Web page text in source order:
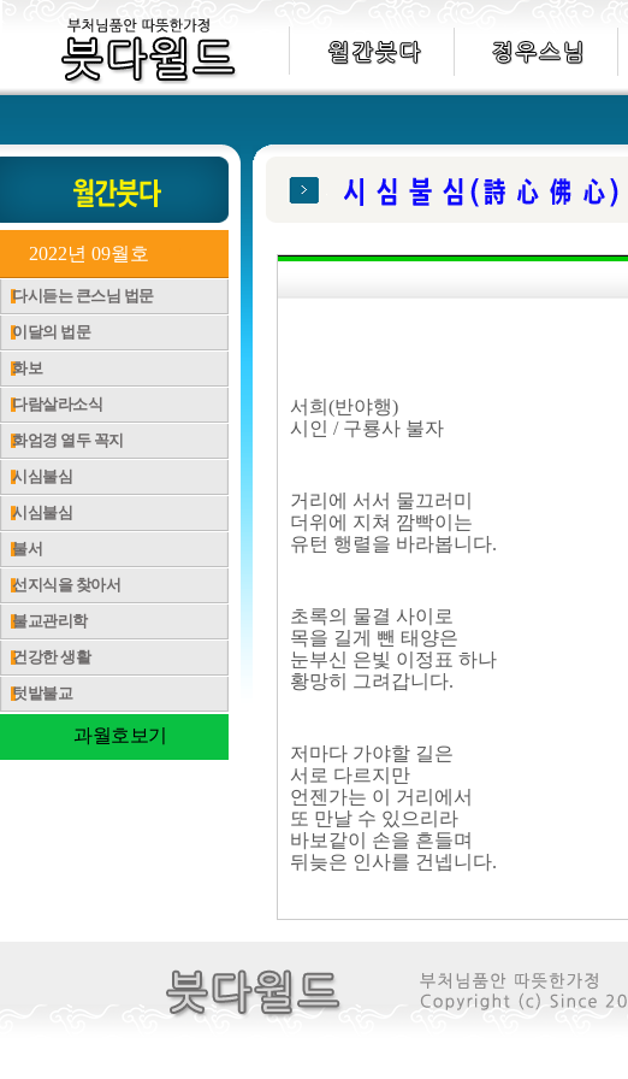
2022년 09월호
다시듣는 큰스님 법문
이달의 법문
화보
다람살라소식
화엄경 열두 꼭지
시심불심
시심불심
불서
선지식을 찾아서
불교관리학
건강한 생활
텃밭불교
과월호보기
서희(반야행)
시인 / 구룡사 불자
거리에 서서 물끄러미
더위에 지쳐 깜빡이는
유턴 행렬을 바라봅니다.
초록의 물결 사이로
목을 길게 뺀 태양은
눈부신 은빛 이정표 하나
황망히 그려갑니다.
저마다 가야할 길은
서로 다르지만
언젠가는 이 거리에서
또 만날 수 있으리라
바보같이 손을 흔들며
뒤늦은 인사를 건넵니다.